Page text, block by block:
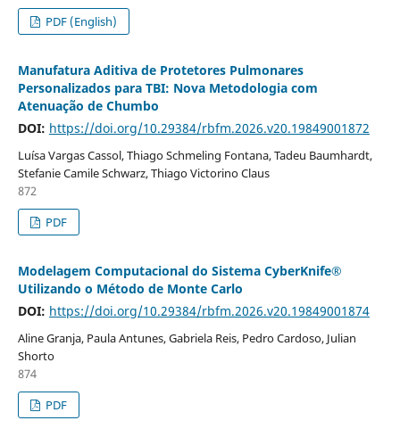
PDF (English)
Manufatura Aditiva de Protetores Pulmonares
Personalizados para TBI: Nova Metodologia com
Atenuação de Chumbo
DOI: https://doi.org/10.29384/rbfm.2026.v20.19849001872
Luísa Vargas Cassol, Thiago Schmeling Fontana, Tadeu Baumhardt,
Stefanie Camile Schwarz, Thiago Victorino Claus
872
PDF
Modelagem Computacional do Sistema CyberKnife®
Utilizando o Método de Monte Carlo
DOI: https://doi.org/10.29384/rbfm.2026.v20.19849001874
Aline Granja, Paula Antunes, Gabriela Reis, Pedro Cardoso, Julian
Shorto
874
PDF